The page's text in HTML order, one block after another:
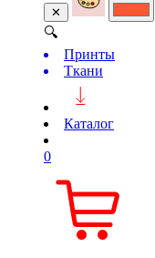
✕
🔍
Принты
Ткани
Каталог
0